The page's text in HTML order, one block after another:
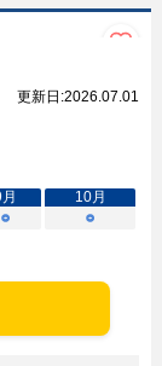
更新日:2026.07.01
月 10月
○ ○